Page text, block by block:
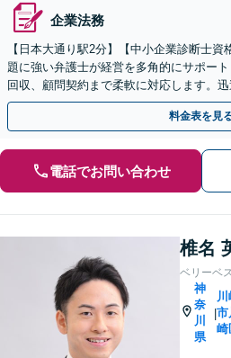
企業法務
【日本大通り駅2分】【中小企業診断士
題に強い弁護士が経営を多角的にサポー
回収、顧問契約まで柔軟に対応します。
法務」をご提案します！【夜間や休日相
料金表を見
電話でお問い合わせ
椎名
ベリーベ
神
奈
川
県
|
川
市
崎